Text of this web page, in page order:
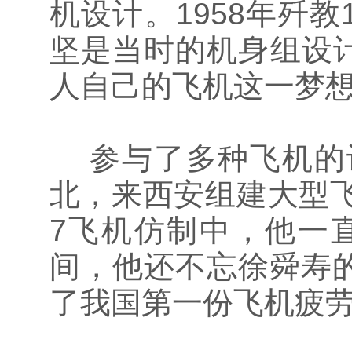
机设计。1958年歼
坚是当时的机身组设
人自己的飞机这一梦
参与了多种飞机的
北，来西安组建大
7飞机仿制中，他一
间，他还不忘徐舜寿
了我国第一份飞机疲